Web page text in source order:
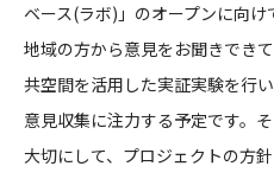
ベース(ラボ)」のオープンに向
地域の方から意見をお聞きでき
共空間を活用した実証実験を行
意見収集に注力する予定です。
大切にして、プロジェクトの方